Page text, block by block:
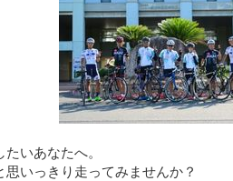
いあなたへ。
いっきり走ってみませんか？